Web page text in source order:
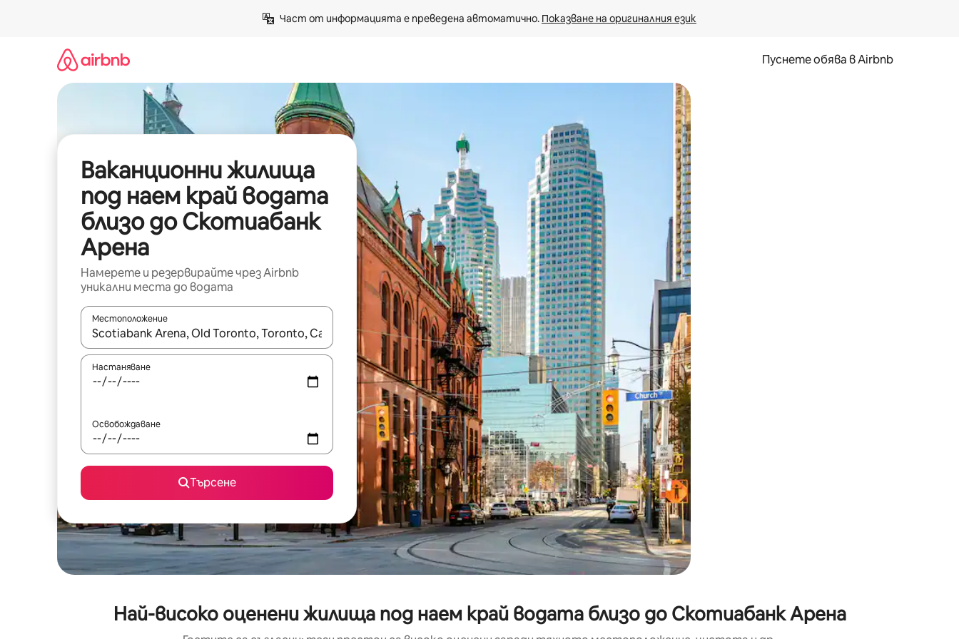
Част от информацията е преведена автоматично. Показване на оригиналния език
Пуснете обява в Airbnb
Ваканционни жилища
под наем край водата
близо до Скотиабанк
Арена
Намерете и резервирайте чрез Airbnb
уникални места до водата
Местоположение
Когато резултатите се покажат, използвайте клавишите със стрелки нагоре и надолу или навигирайте с докосване или плъзгане.
Настаняване
Освобождаване
Търсене
Най-високо оценени жилища под наем край водата близо до Скотиабанк Арена